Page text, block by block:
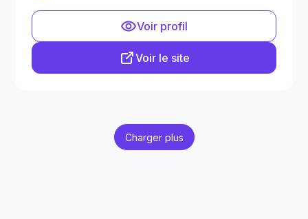
Voir profil
Voir le site
Charger plus